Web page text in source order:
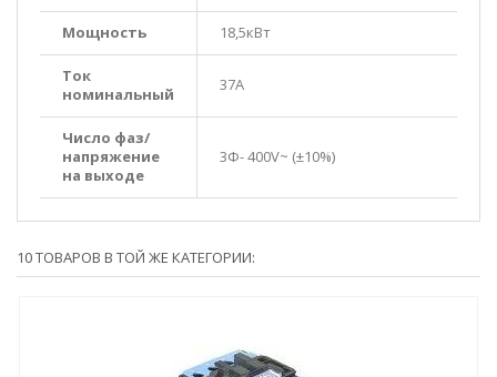
Мощность 18,5кВт
Ток
номинальный
37A
Число фаз/
напряжение
на выходе
3Ф- 400V~ (±10%)
10 ТОВАРОВ В ТОЙ ЖЕ КАТЕГОРИИ: